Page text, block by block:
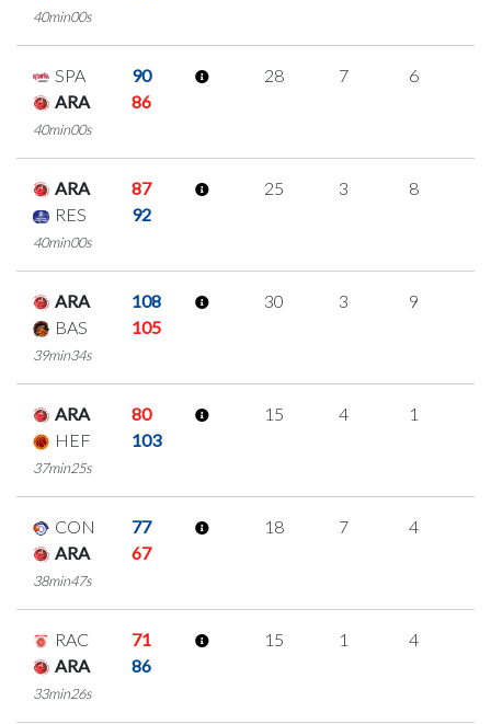
40min00s
SPA
90
ARA
86
40min00s
28 7 6
ARA
87
RES
92
40min00s
25 3 8
ARA
108
BAS
105
39min34s
30 3 9
ARA
80
HEF
103
37min25s
15 4 1
CON
77
ARA
67
38min47s
18 7 4
RAC
71
ARA
86
33min26s
15 1 4